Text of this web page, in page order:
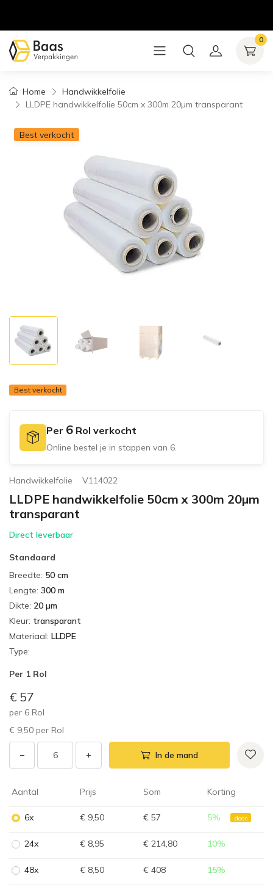
0
Home
Handwikkelfolie
LLDPE handwikkelfolie 50cm x 300m 20µm transparant
Best verkocht
Best verkocht
Per 6 Rol verkocht
Online bestel je in stappen van 6.
Handwikkelfolie V114022
LLDPE handwikkelfolie 50cm x 300m 20µm
transparant
Direct leverbaar
Standaard
Breedte: 50 cm
Lengte: 300 m
Dikte: 20 µm
Kleur: transparant
Materiaal: LLDPE
Type:
Per 1 Rol
€ 57
per 6 Rol
€ 9,50 per Rol
− + In de mand
Aantal Prijs Som Korting
6x € 9,50 € 57 5% doos
24x € 8,95 € 214,80 10%
48x € 8,50 € 408 15%